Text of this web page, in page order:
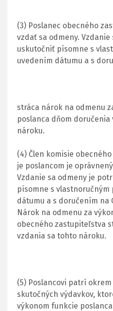
(3) Poslanec obecného
vzdať sa odmeny.
uskutočniť písomne s
uvedením dátumu a s
stráca nárok na odmenu
poslanca dňom
nároku.
(4) Člen komisie
je poslancom je
Vzdanie sa odmeny je
písomne s vlastnoručným
dátumu a s doručením na
Nárok na odmenu za
obecného zastupiteľstva
vzdania sa tohto nároku.
(5) Poslancovi patrí
skutočných výdavkov,
výkonom funkcie